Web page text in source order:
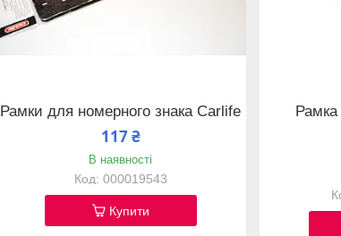
Рамки для номерного знака Carlife
117 ₴
В наявності
000019543
Купити
Рамка